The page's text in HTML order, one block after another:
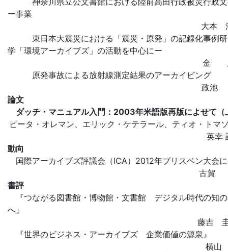
ー事業
大本
東日本大震災における「震災・原発」の記録化事例研
学「環境アーカイブズ」の活動を中心にー
金
原発事故による放射線測定結果のアーカイビング
政
論文
ダッチ・マニュアル入門：2003年米語版再版によせて（
ピータ・オレマン、エリック・ケテラール、ティオ・ト
英
動向
国際アーカイブズ評議会（ICA）2012年ブリスベン大会
古
書評
『つながる図書館・博物館・文書館 デジタル時代の知
へ』
藤吉
『世界のビジネス・アーカイブズ 企業価値の源泉』
横